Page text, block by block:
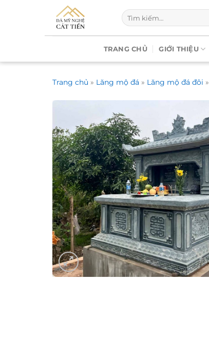
Tìm
kiếm:
TRANG CHỦ GIỚI THIỆU
Trang chủ » Lăng mộ đá » Lăng mộ đá đôi »